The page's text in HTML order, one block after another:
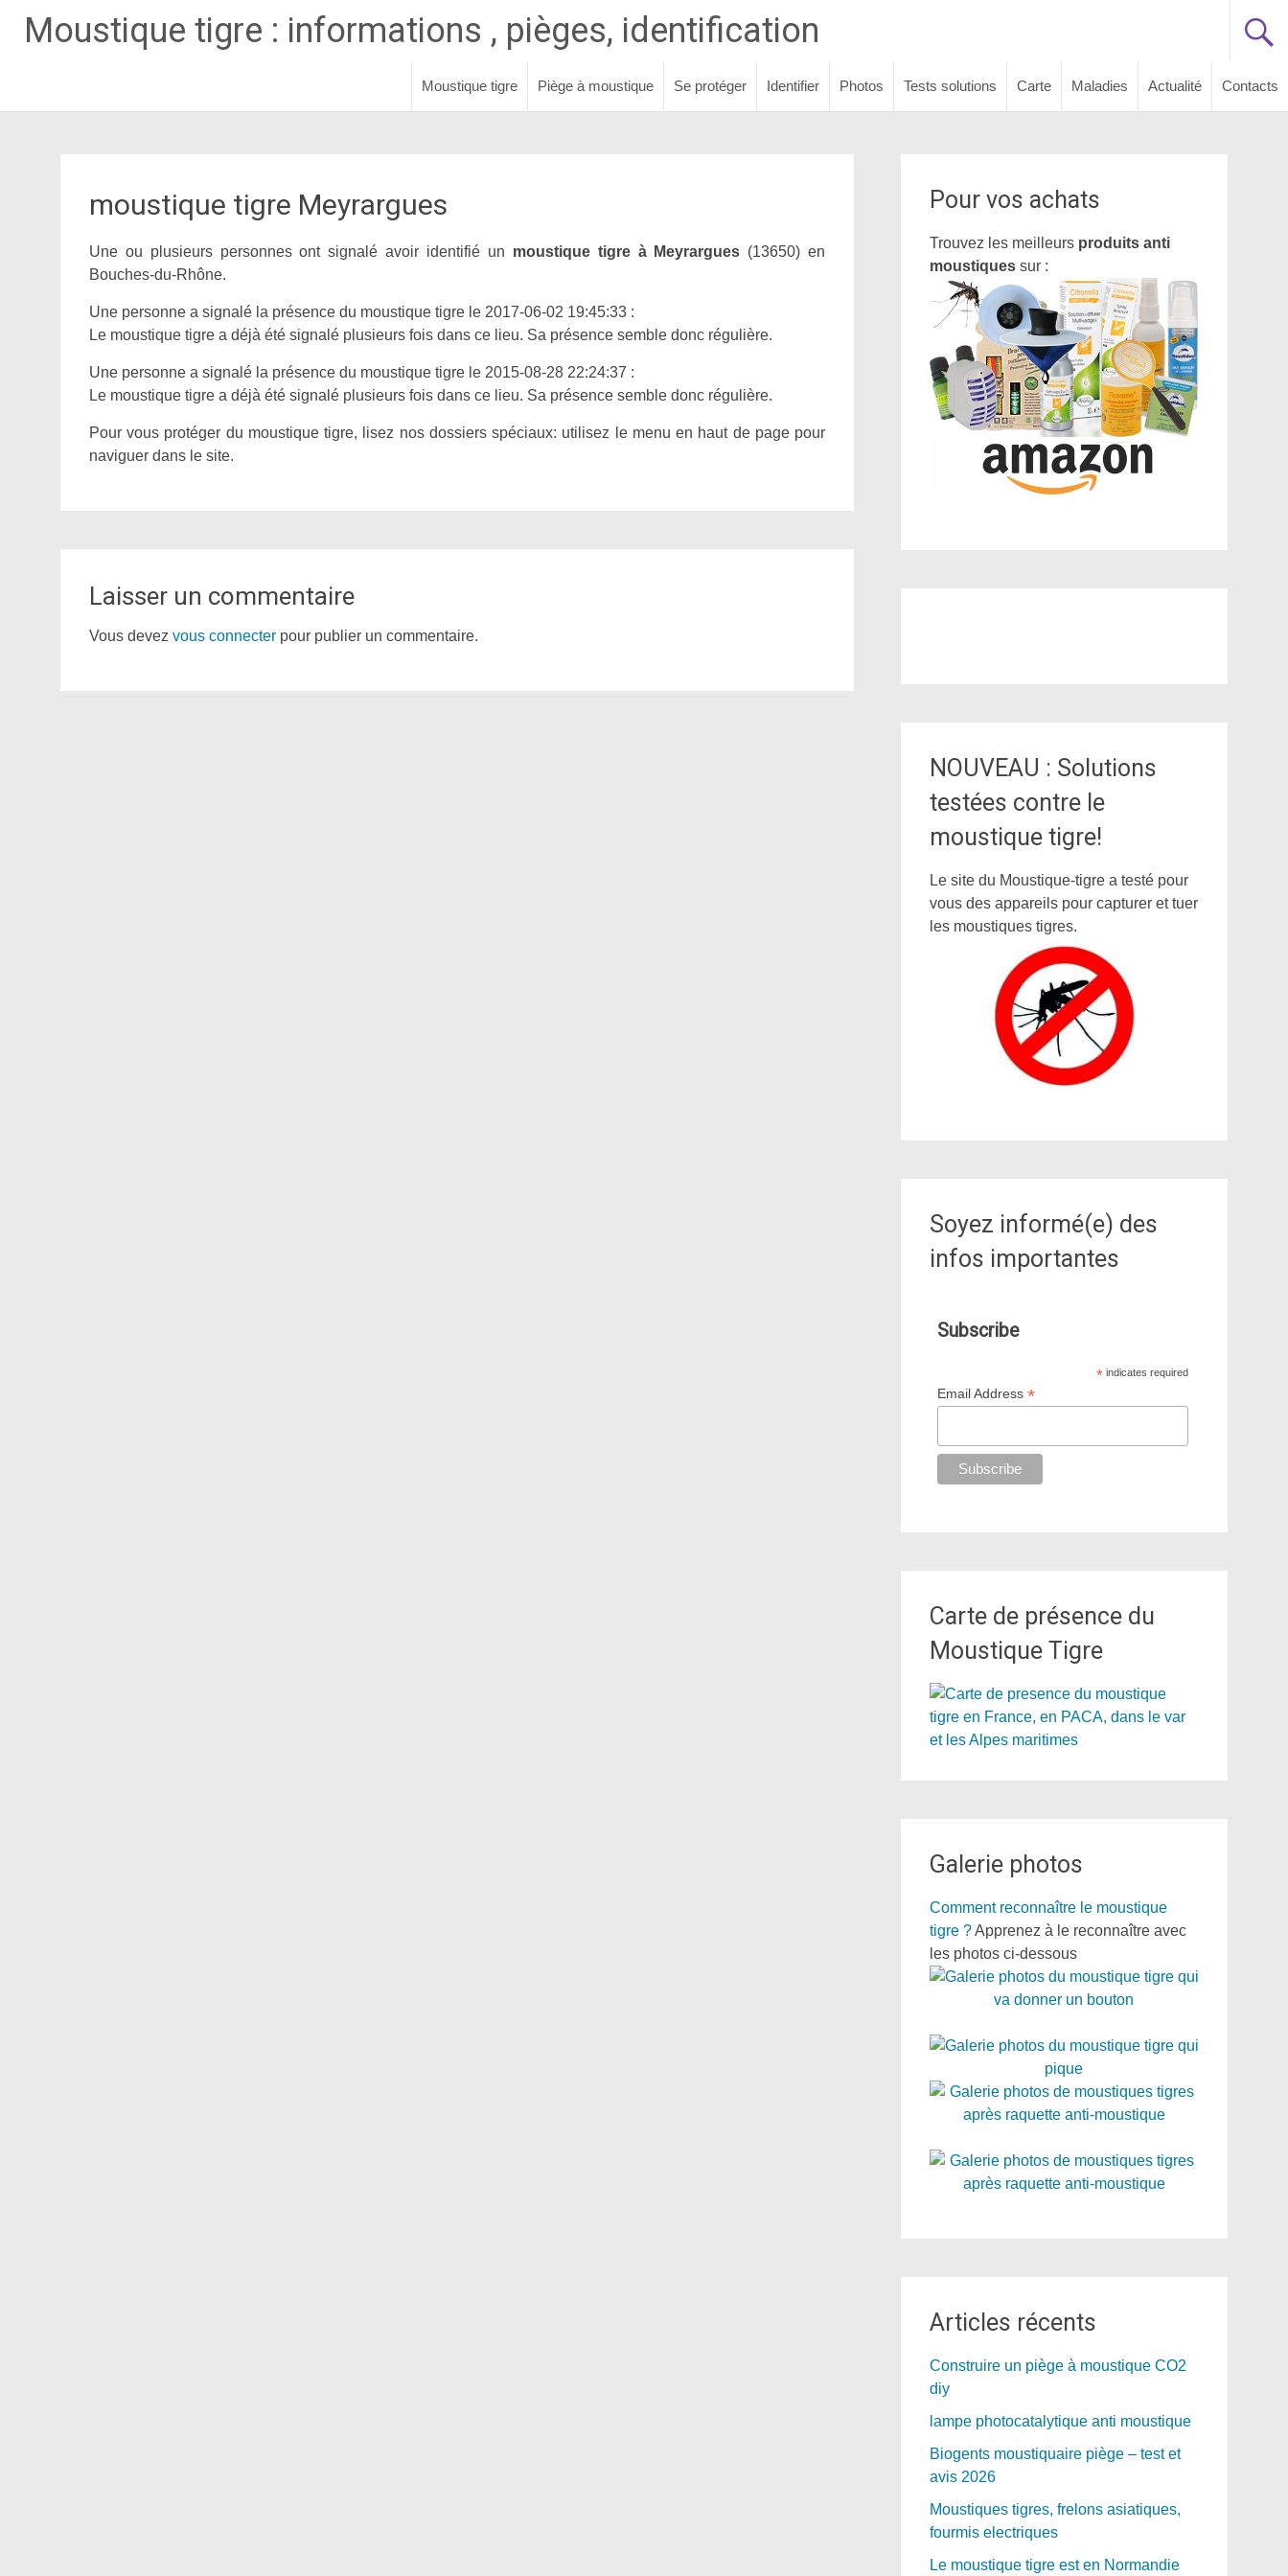
Moustique tigre : informations , pièges, identification
Moustique tigre Piège à moustique Se protéger Identifier Photos Tests solutions Carte Maladies Actualité Contacts
moustique tigre Meyrargues
Une ou plusieurs personnes ont signalé avoir identifié un moustique tigre à Meyrargues (13650) en
Bouches-du-Rhône.
Une personne a signalé la présence du moustique tigre le 2017-06-02 19:45:33 :
Le moustique tigre a déjà été signalé plusieurs fois dans ce lieu. Sa présence semble donc régulière.
Une personne a signalé la présence du moustique tigre le 2015-08-28 22:24:37 :
Le moustique tigre a déjà été signalé plusieurs fois dans ce lieu. Sa présence semble donc régulière.
Pour vous protéger du moustique tigre, lisez nos dossiers spéciaux: utilisez le menu en haut de page pour
naviguer dans le site.
Laisser un commentaire
Vous devez vous connecter pour publier un commentaire.
Pour vos achats
Trouvez les meilleurs produits anti
moustiquessur :
NOUVEAU : Solutions
testées contre le
moustique tigre!
Le site du Moustique-tigre a testé pour
vous des appareils pour capturer et tuer
les moustiques tigres.
Soyez informé(e) des
infos importantes
Subscribe
* indicates required
Email Address*
Carte de présence du
Moustique Tigre
Galerie photos
Comment reconnaître le moustique
tigre ?Apprenez à le reconnaître avec
les photos ci-dessous
Articles récents
Construire un piège à moustique CO2
diy
lampe photocatalytique anti moustique
Biogents moustiquaire piège – test et
avis 2026
Moustiques tigres, frelons asiatiques,
fourmis electriques
Le moustique tigre est en Normandie